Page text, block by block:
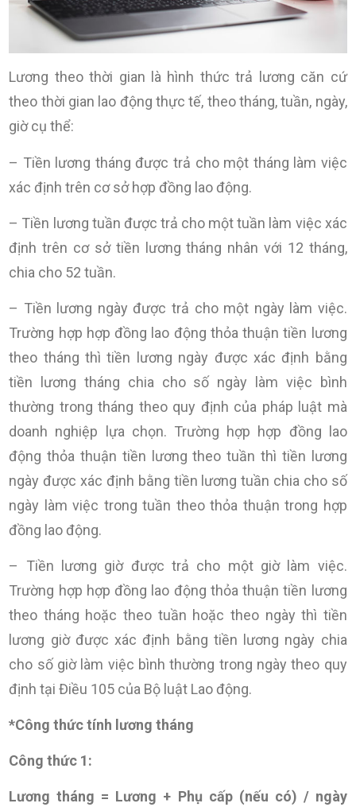
Lương theo thời gian là hình thức trả lương căn cứ
theo thời gian lao động thực tế, theo tháng, tuần, ngày,
giờ cụ thể:
– Tiền lương tháng được trả cho một tháng làm việc
xác định trên cơ sở hợp đồng lao động.
– Tiền lương tuần được trả cho một tuần làm việc xác
định trên cơ sở tiền lương tháng nhân với 12 tháng,
chia cho 52 tuần.
– Tiền lương ngày được trả cho một ngày làm việc.
Trường hợp hợp đồng lao động thỏa thuận tiền lương
theo tháng thì tiền lương ngày được xác định bằng
tiền lương tháng chia cho số ngày làm việc bình
thường trong tháng theo quy định của pháp luật mà
doanh nghiệp lựa chọn. Trường hợp hợp đồng lao
động thỏa thuận tiền lương theo tuần thì tiền lương
ngày được xác định bằng tiền lương tuần chia cho số
ngày làm việc trong tuần theo thỏa thuận trong hợp
đồng lao động.
– Tiền lương giờ được trả cho một giờ làm việc.
Trường hợp hợp đồng lao động thỏa thuận tiền lương
theo tháng hoặc theo tuần hoặc theo ngày thì tiền
lương giờ được xác định bằng tiền lương ngày chia
cho số giờ làm việc bình thường trong ngày theo quy
định tại Điều 105 của Bộ luật Lao động.
*Công thức tính lương tháng
Công thức 1:
Lương tháng = Lương + Phụ cấp (nếu có) / ngày